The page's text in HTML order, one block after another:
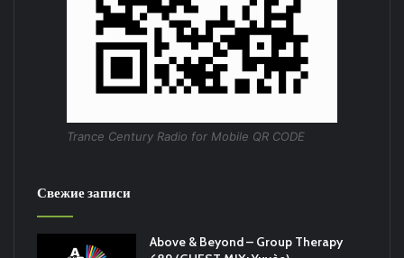
Trance Century Radio for Mobile QR CODE
Свежие записи
Above & Beyond – Group Therapy